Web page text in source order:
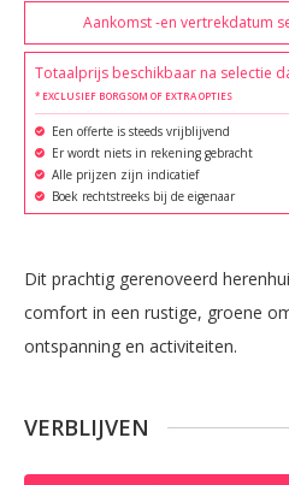
Dit prachtig gerenoveerd
comfort in een rustige, groene
ontspanning en activiteiten.
VERBLIJVEN
Aankomst -en vertrekdatum
Totaalprijs beschikbaar na selectie
* EXCLUSIEF BORGSOM OF EXTRA OPTIES
Een offerte is steeds vrijblijvend
Er wordt niets in rekening gebracht
Alle prijzen zijn indicatief
Boek rechtstreeks bij de eigenaar